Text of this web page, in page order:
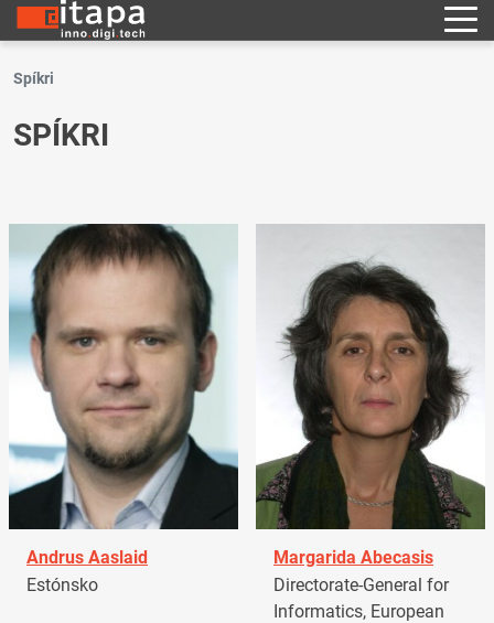
Spíkri
SPÍKRI
Andrus Aaslaid
Estónsko
Margarida Abecasis
Directorate-General for
Informatics, European